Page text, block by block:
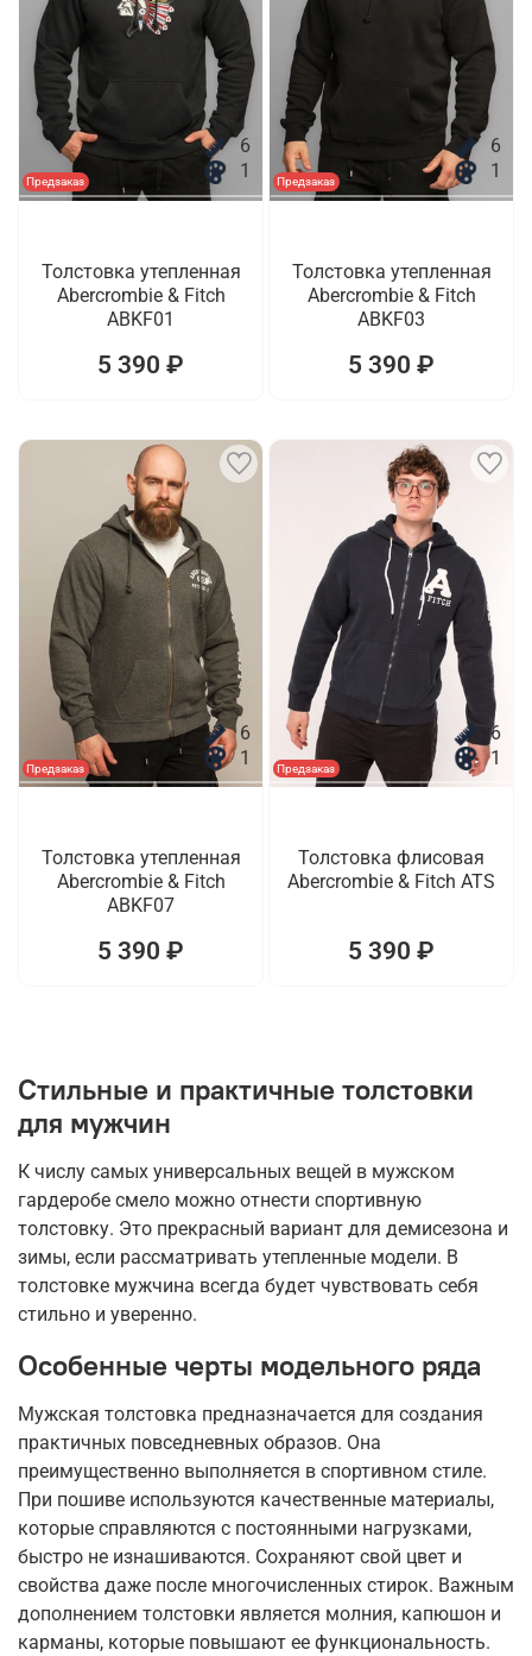
Предзаказ
6
1
Толстовка утепленная
Abercrombie & Fitch
ABKF01
5 390 ₽
Предзаказ
6
1
Толстовка утепленная
Abercrombie & Fitch
ABKF03
5 390 ₽
Предзаказ
6
1
Толстовка утепленная
Abercrombie & Fitch
ABKF07
5 390 ₽
Предзаказ
6
1
Толстовка флисовая
Abercrombie & Fitch ATS
5 390 ₽
Стильные и практичные толстовки
для мужчин
К числу самых универсальных вещей в мужском
гардеробе смело можно отнести спортивную
толстовку. Это прекрасный вариант для демисезона и
зимы, если рассматривать утепленные модели. В
толстовке мужчина всегда будет чувствовать себя
стильно и уверенно.
Особенные черты модельного ряда
Мужская толстовка предназначается для создания
практичных повседневных образов. Она
преимущественно выполняется в спортивном стиле.
При пошиве используются качественные материалы,
которые справляются с постоянными нагрузками,
быстро не изнашиваются. Сохраняют свой цвет и
свойства даже после многочисленных стирок. Важным
дополнением толстовки является молния, капюшон и
карманы, которые повышают ее функциональность.